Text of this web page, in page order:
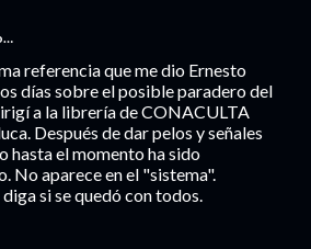
referencia que me dio Ernesto
días sobre el posible paradero del
a la librería de CONACULTA
Después de dar pelos y señales
hasta el momento ha sido
No aparece en el "sistema".
diga si se quedó con todos.